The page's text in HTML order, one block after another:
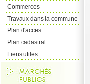
Commerces
Travaux dans la commune
Plan d'accès
Plan cadastral
Liens utiles